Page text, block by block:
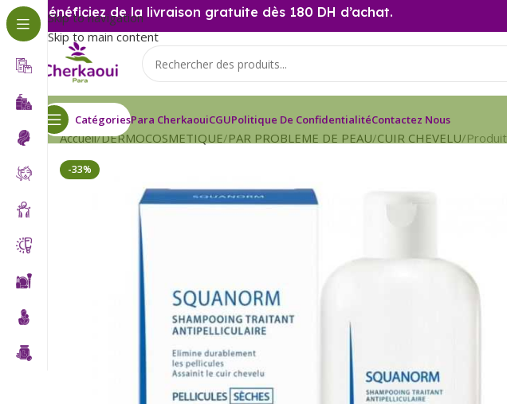
Skip to navigation
Skip to main content
Bénéficiez de la livraison gratuite dès 180 DH d’achat.
CatégoriesPara CherkaouiCGUPolitique De ConfidentialitéContactez Nous
Accueil DERMOCOSMETIQUE PAR PROBLEME DE PEAU CUIR CHEVELU Produit
-33%